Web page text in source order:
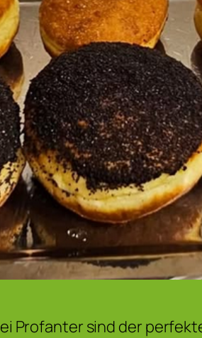
Profanter sind der